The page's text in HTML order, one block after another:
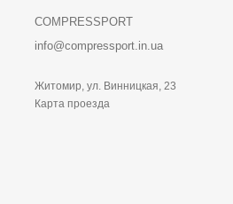
COMPRESSPORT
info@compressport.in.ua
Житомир, ул. Винницкая, 23
Карта проезда